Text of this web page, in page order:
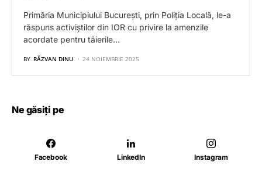
Primăria Municipiului București, prin Poliția Locală, le-a
răspuns activiștilor din IOR cu privire la amenzile
acordate pentru tăierile…
BY RĂZVAN DINU 24 NOIEMBRIE 2025
Ne găsiți pe
Facebook LinkedIn Instagram